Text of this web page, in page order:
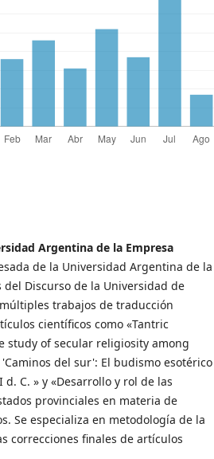
Argentina de la Empresa
de la Universidad Argentina de la
Discurso de la Universidad de
trabajos de traducción
científicos como «Tantric
study of secular religiosity among
del sur': El budismo esotérico
C. » y «Desarrollo y rol de las
provinciales en materia de
Se especializa en metodología de la
correcciones finales de artículos